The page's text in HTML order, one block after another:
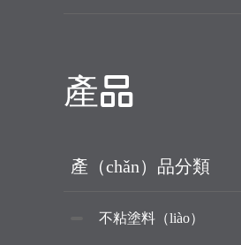
產品
產（chǎn）品分類
不粘塗料（liào）